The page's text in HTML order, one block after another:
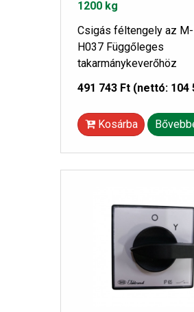
1200 kg
Csigás féltengely az M-
H037 Függőleges
takarmánykeverőhöz
491 743 Ft (nettó: 104
Kosárba